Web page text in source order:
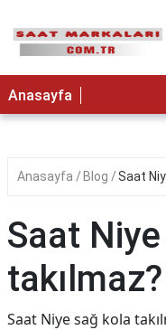
Anasayfa
Anasayfa Blog Saat
Saat
takılmaz?
Saat Niye sağ kola